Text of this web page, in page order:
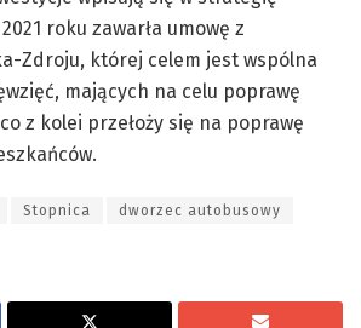
roku zawarła umowę z
Zdroju, której celem jest wspólna
mających na celu poprawę
z kolei przełoży się na poprawę
Stopnica dworzec autobusowy